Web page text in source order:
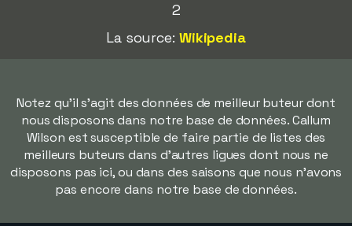
2
La source: Wikipedia
Notez qu'il s'agit des données de meilleur buteur dont
nous disposons dans notre base de données. Callum
Wilson est susceptible de faire partie de listes des
meilleurs buteurs dans d'autres ligues dont nous ne
disposons pas ici, ou dans des saisons que nous n'avons
pas encore dans notre base de données.